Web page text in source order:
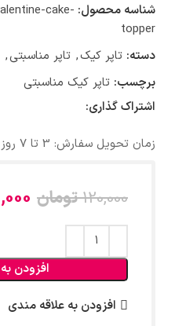
شناسه محصول: cake-
topper
دسته: تاپر کیک, تاپر مناسبتی,
برچسب: تاپر کیک مناسبتی
اشتراک گذاری:
زمان تحویل سفارش: 3 تا 7 روز کاری
120,000تومان
افزودن
افزودن به علاقه مندی